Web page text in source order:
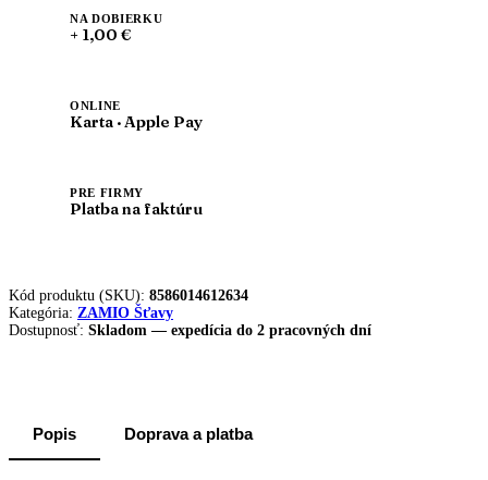
NA DOBIERKU
+ 1,00 €
ONLINE
Karta · Apple Pay
PRE FIRMY
Platba na faktúru
Kód produktu (SKU): 8586014612634
Kategória: ZAMIO Šťavy
Dostupnosť: Skladom — expedícia do 2 pracovných dní
Popis Doprava a platba